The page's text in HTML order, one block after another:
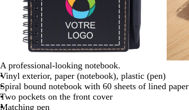
touches
fléchées
pour
panoramiser
A professional-looking notebook.
Vinyl exterior, paper (notebook), plastic (pen)
Spiral bound notebook with 60 sheets of lined paper
Two pockets on the front cover
Matching pen